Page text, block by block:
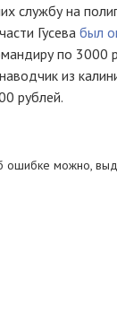
службу на
Гусева был
по 3000
наводчик из
рублей.
ошибке можно,